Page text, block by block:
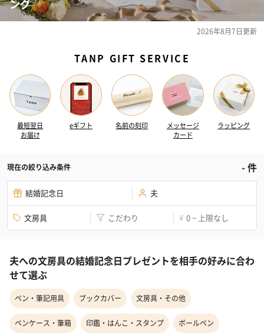
ング
2026年8月7日更新
TANP GIFT SERVICE
最短翌日
お届け
eギフト 名前の刻印
メッセージ
カード
ラッピング
現在の絞り込み条件 -件
結婚記念日 夫
文房具 こだわり ¥ 0 ~ 上限なし
夫への文房具の結婚記念日プレゼントを相手の好みに合わ
せて選ぶ
ペン・筆記用具 ブックカバー 文房具・その他
ペンケース・筆箱 印鑑・はんこ・スタンプ ボールペン